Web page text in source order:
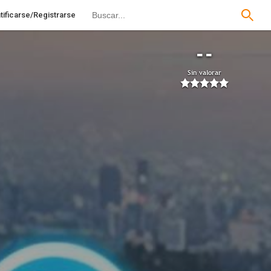
Registrarse
--
Sin valorar